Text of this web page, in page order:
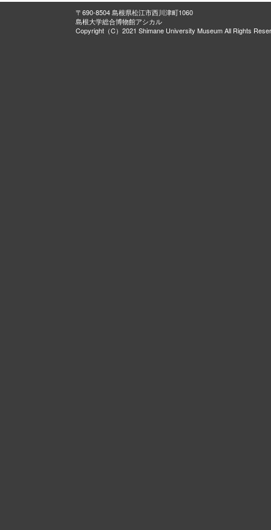
〒690-8504 島根県松江市西川津町1060
島根大学総合博物館アシカル
Copyright（C）2021 Shimane University Museum All Rights